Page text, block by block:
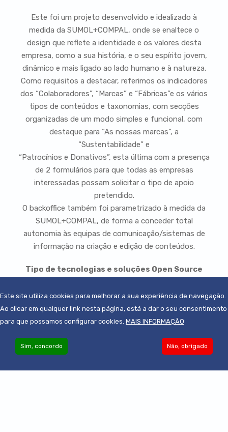
Este foi um projeto desenvolvido e idealizado à
medida da SUMOL+COMPAL, onde se enaltece o
design que reflete a identidade e os valores desta
empresa, como a sua história, e o seu espírito jovem,
dinâmico e mais ligado ao lado humano e à natureza.
Como requisitos a destacar, referimos os indicadores
dos “Colaboradores”, “Marcas” e “Fábricas”e os vários
tipos de conteúdos e taxonomias, com secções
organizadas de um modo simples e funcional, com
destaque para “As nossas marcas”, a
“Sustentabilidade” e
“Patrocínios e Donativos”, esta última com a presença
de 2 formulários para que todas as empresas
interessadas possam solicitar o tipo de apoio
pretendido.
O backoffice também foi parametrizado à medida da
SUMOL+COMPAL, de forma a conceder total
autonomia às equipas de comunicação/sistemas de
informação na criação e edição de conteúdos.
Tipo de tecnologias e soluções Open Source
Become an Associate
Este site utiliza cookies para melhorar a sua experiência de navegação.
Ao clicar em qualquer link nesta página, está a dar o seu consentimento
para que possamos configurar cookies. MAIS INFORMAÇÃO
Não, obrigado
Sim, concordo